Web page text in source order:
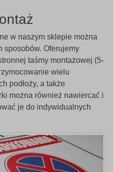
w naszym sklepie można
sposobów. Oferujemy
taśmy montażowej (5-
wielu
podłoży, a także
można również nawiercać i
je do indywidualnych